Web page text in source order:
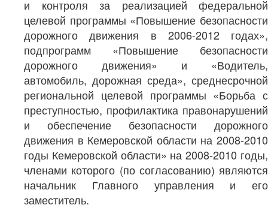
и контроля за реализацией федеральной
целевой программы «Повышение безопасности
дорожного движения в 2006-2012 годах»,
подпрограмм «Повышение безопасности
дорожного движения» и «Водитель,
автомобиль, дорожная среда», среднесрочной
региональной целевой программы «Борьба с
преступностью, профилактика правонарушений
и обеспечение безопасности дорожного
движения в Кемеровской области на 2008-2010
годы Кемеровской области» на 2008-2010 годы,
членами которого (по согласованию) являются
начальник Главного управления и его
заместитель.